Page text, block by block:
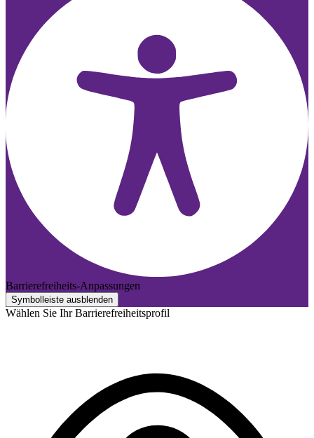
Barrierefreiheits-Anpassungen
Symbolleiste ausblenden
Wählen Sie Ihr Barrierefreiheitsprofil